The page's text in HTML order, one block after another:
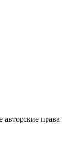
права